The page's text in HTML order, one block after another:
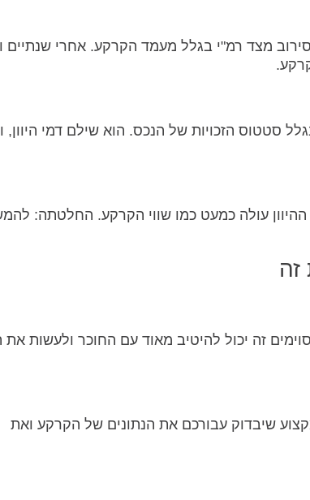
מצד רמ"י בגלל מעמד הקרקע. אחרי שנתיים
סטטוס הזכויות של הנכס. הוא שילם דמי היוון,
עולה כמעט כמו שווי הקרקע. החלטתה:
זה
זה יכול להיטיב מאוד עם החוכר ולעשות את
שיבדוק עבורכם את הנתונים של הקרקע ואת